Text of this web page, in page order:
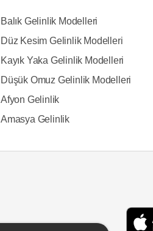
Balık Gelinlik Modelleri
Düz Kesim Gelinlik Modelleri
Kayık Yaka Gelinlik Modelleri
Düşük Omuz Gelinlik Modelleri
Afyon Gelinlik
Amasya Gelinlik